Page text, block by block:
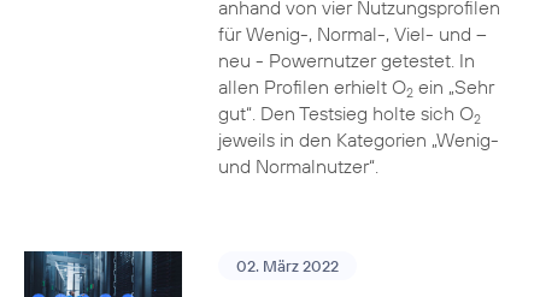
anhand von vier Nutzungsprofilen
für Wenig-, Normal-, Viel- und –
neu - Powernutzer getestet. In
allen Profilen erhielt O2ein „Sehr
gut“. Den Testsieg holte sich O2
jeweils in den Kategorien „Wenig-
und Normalnutzer“.
02. März 2022